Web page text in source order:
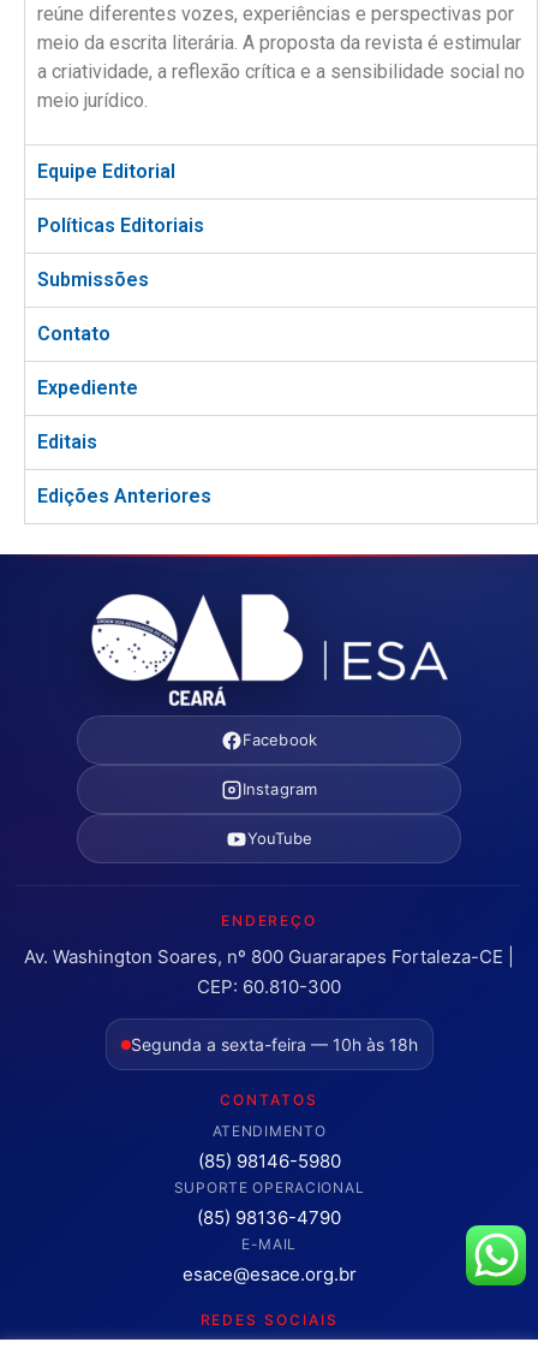
reúne diferentes vozes, experiências e perspectivas por
meio da escrita literária. A proposta da revista é estimular
a criatividade, a reflexão crítica e a sensibilidade social no
meio jurídico.
Equipe Editorial
Políticas Editoriais
Submissões
Contato
Expediente
Editais
Edições Anteriores
Facebook
Instagram
YouTube
ENDEREÇO
Av. Washington Soares, nº 800 Guararapes Fortaleza-CE |
CEP: 60.810-300
Segunda a sexta-feira — 10h às 18h
CONTATOS
ATENDIMENTO
(85) 98146-5980
SUPORTE OPERACIONAL
(85) 98136-4790
E-MAIL
esace@esace.org.br
REDES SOCIAIS